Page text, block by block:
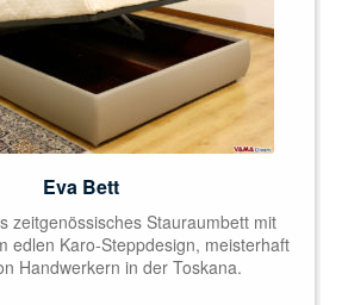
Eva Bett
zeitgenössisches Stauraumbett mit
edlen Karo-Steppdesign, meisterhaft
Handwerkern in der Toskana.